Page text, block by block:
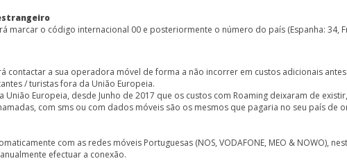
marcar o código internacional 00 e posteriormente o número do país (Espanha: 34,
contactar a sua operadora móvel de forma a não incorrer em custos adicionais
/ turistas fora da União Europeia.
Europeia, desde Junho de 2017 que os custos com Roaming deixaram de
com sms ou com dados móveis são os mesmos que pagaria no seu país de
com as redes móveis Portuguesas (NOS, VODAFONE, MEO & NOWO),
efectuar a conexão.